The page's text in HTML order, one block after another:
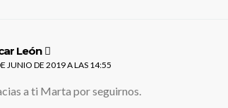
León
JUNIO DE 2019 A LAS 14:55
a ti Marta por seguirnos.